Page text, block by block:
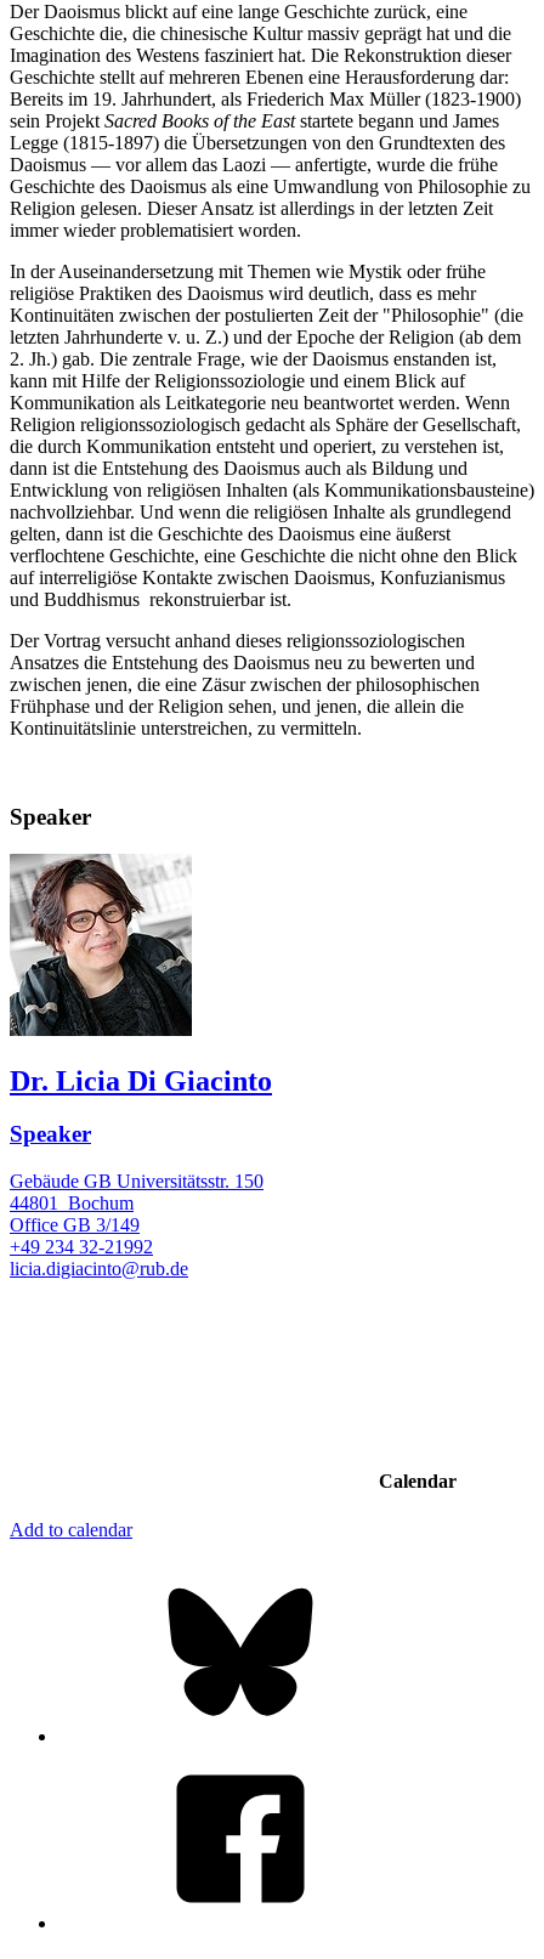
Der Daoismus blickt auf eine lange Geschichte zurück, eine
Geschichte die, die chinesische Kultur massiv geprägt hat und die
Imagination des Westens fasziniert hat. Die Rekonstruktion dieser
Geschichte stellt auf mehreren Ebenen eine Herausforderung dar:
Bereits im 19. Jahrhundert, als Friederich Max Müller (1823-1900)
sein Projekt Sacred Books of the Eaststartete begann und James
Legge (1815-1897) die Übersetzungen von den Grundtexten des
Daoismus — vor allem das Laozi — anfertigte, wurde die frühe
Geschichte des Daoismus als eine Umwandlung von Philosophie zu
Religion gelesen. Dieser Ansatz ist allerdings in der letzten Zeit
immer wieder problematisiert worden.
In der Auseinandersetzung mit Themen wie Mystik oder frühe
religiöse Praktiken des Daoismus wird deutlich, dass es mehr
Kontinuitäten zwischen der postulierten Zeit der "Philosophie" (die
letzten Jahrhunderte v. u. Z.) und der Epoche der Religion (ab dem
2. Jh.) gab. Die zentrale Frage, wie der Daoismus enstanden ist,
kann mit Hilfe der Religionssoziologie und einem Blick auf
Kommunikation als Leitkategorie neu beantwortet werden. Wenn
Religion religionssoziologisch gedacht als Sphäre der Gesellschaft,
die durch Kommunikation entsteht und operiert, zu verstehen ist,
dann ist die Entstehung des Daoismus auch als Bildung und
Entwicklung von religiösen Inhalten (als Kommunikationsbausteine)
nachvollziehbar. Und wenn die religiösen Inhalte als grundlegend
gelten, dann ist die Geschichte des Daoismus eine äußerst
verflochtene Geschichte, eine Geschichte die nicht ohne den Blick
auf interreligiöse Kontakte zwischen Daoismus, Konfuzianismus
und Buddhismus rekonstruierbar ist.
Der Vortrag versucht anhand dieses religionssoziologischen
Ansatzes die Entstehung des Daoismus neu zu bewerten und
zwischen jenen, die eine Zäsur zwischen der philosophischen
Frühphase und der Religion sehen, und jenen, die allein die
Kontinuitätslinie unterstreichen, zu vermitteln.
Speaker
Dr. Licia Di Giacinto
Speaker
Gebäude GB Universitätsstr. 150
44801
Bochum
Office GB 3/149
+49 234 32-21992
licia.digiacinto@rub.de
Calendar
Add to calendar